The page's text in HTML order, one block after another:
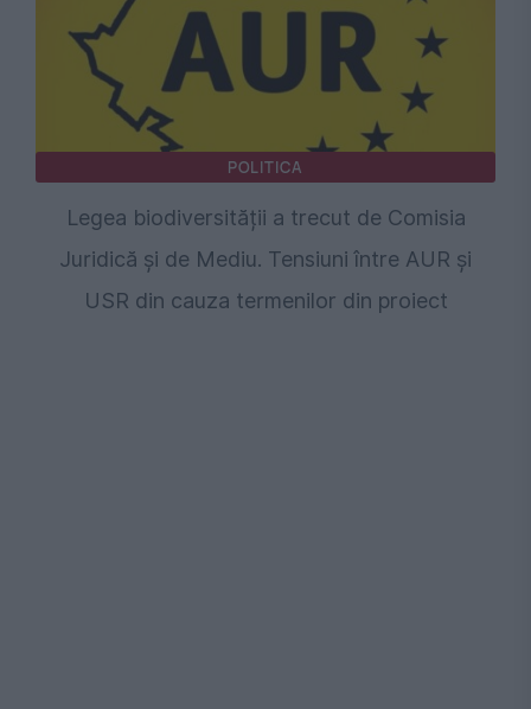
POLITICA
Legea biodiversității a trecut de Comisia
Juridică și de Mediu. Tensiuni între AUR și
USR din cauza termenilor din proiect